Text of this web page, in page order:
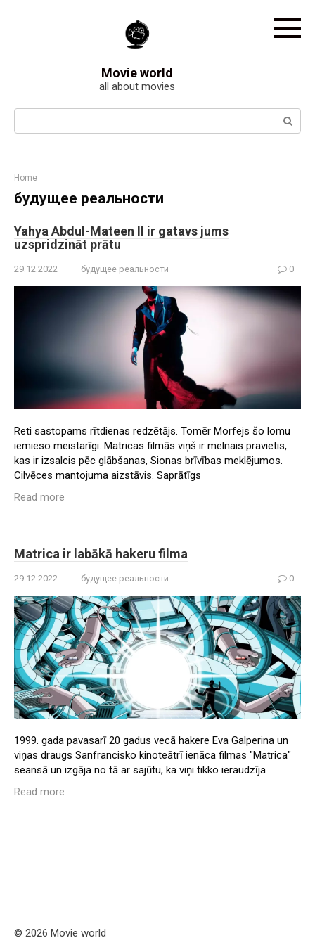
Movie world
all about movies
Search:
Home
будущее реальности
Yahya Abdul-Mateen II ir gatavs jums
uzspridzināt prātu
29.12.2022 будущее реальности 0
Reti sastopams rītdienas redzētājs. Tomēr Morfejs šo lomu
iemieso meistarīgi. Matricas filmās viņš ir melnais pravietis,
kas ir izsalcis pēc glābšanas, Sionas brīvības meklējumos.
Cilvēces mantojuma aizstāvis. Saprātīgs
Read more
Matrica ir labākā hakeru filma
29.12.2022 будущее реальности 0
1999. gada pavasarī 20 gadus vecā hakere Eva Galperina un
viņas draugs Sanfrancisko kinoteātrī ienāca filmas "Matrica"
seansā un izgāja no tā ar sajūtu, ka viņi tikko ieraudzīja
Read more
© 2026 Movie world